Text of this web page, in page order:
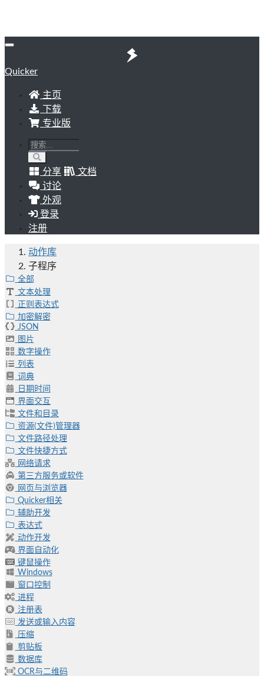
Quicker
主页
下载
专业版
分享
文档
讨论
外观
登录
注册
动作库
子程序
全部
文本处理
正则表达式
加密解密
JSON
图片
数字操作
列表
词典
日期时间
界面交互
文件和目录
资源(文件)管理器
文件路径处理
文件快捷方式
网络请求
第三方服务或软件
网页与浏览器
Quicker相关
辅助开发
表达式
动作开发
界面自动化
键鼠操作
Windows
窗口控制
进程
注册表
发送或输入内容
压缩
剪贴板
数据库
OCR与二维码